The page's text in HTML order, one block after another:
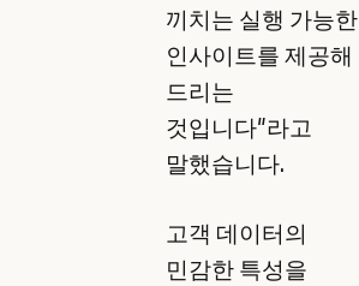
끼치는 실행 가능한
인사이트를 제공해
드리는
것입니다"라고
말했습니다.
고객 데이터의
민감한 특성을